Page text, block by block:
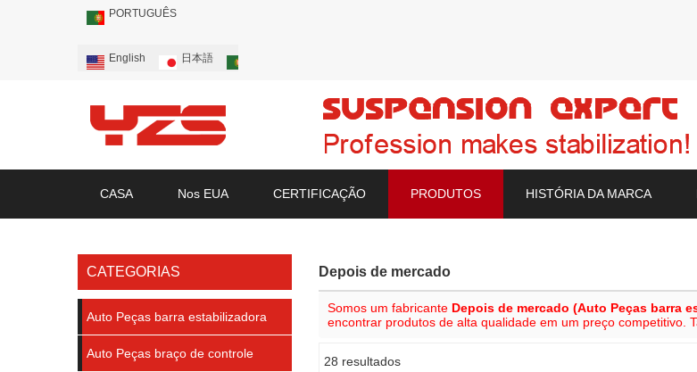
PORTUGUÊS
English 日本語
CASA Nos EUA CERTIFICAÇÃO PRODUTOS HISTÓRIA DA MARCA
CATEGORIAS
Auto Peças barra estabilizadora
Auto Peças braço de controle
Depois de mercado
Somos um fabricante Depois de mercado (Auto Peças barra
encontrar produtos de alta qualidade em um preço competitivo.
28 resultados